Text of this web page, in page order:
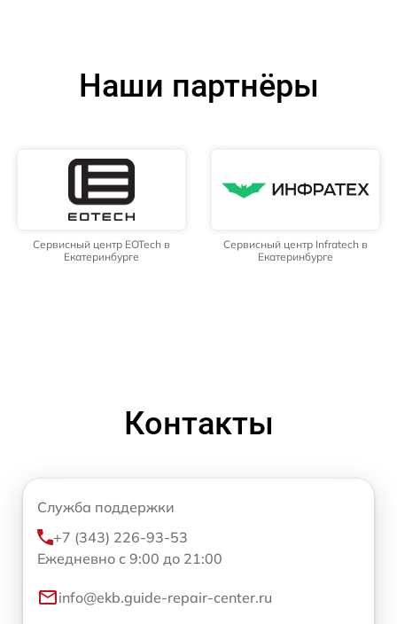
Наши партнёры
Сервисный центр EOTech в
Екатеринбурге
Сервисный центр Infratech в
Екатеринбурге
Контакты
Служба поддержки
+7 (343) 226-93-53
Ежедневно с 9:00 до 21:00
info@ekb.guide-repair-center.ru